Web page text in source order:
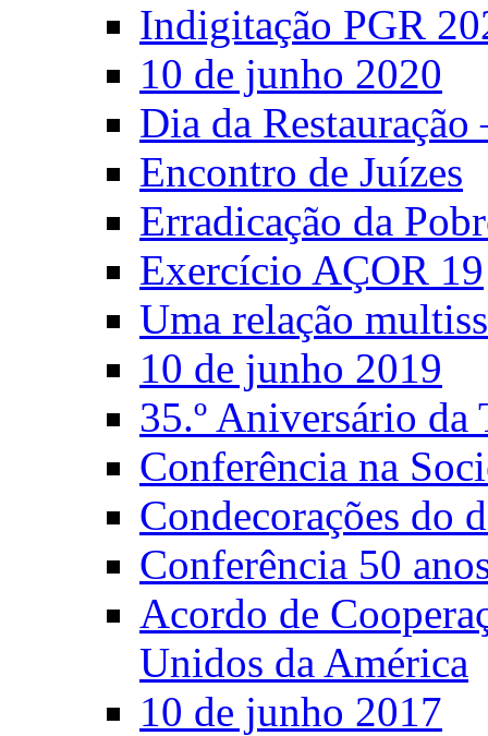
Indigitação PGR
10 de junho 2020
Dia da
Encontro de Juízes
Erradicação da
Exercício AÇOR 19
Uma relação
10 de junho 2019
35.º Aniversário
Conferência na
Condecorações do
Conferência 50
Acordo de
Unidos da América
10 de junho 2017